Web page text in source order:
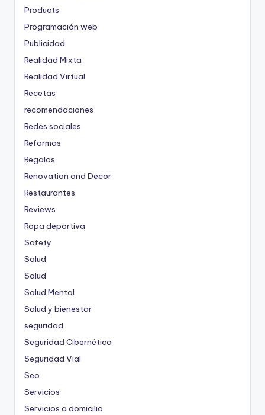
Products
Programación web
Publicidad
Realidad Mixta
Realidad Virtual
Recetas
recomendaciones
Redes sociales
Reformas
Regalos
Renovation and Decor
Restaurantes
Reviews
Ropa deportiva
Safety
Salud
Salud
Salud Mental
Salud y bienestar
seguridad
Seguridad Cibernética
Seguridad Vial
Seo
Servicios
Servicios a domicilio